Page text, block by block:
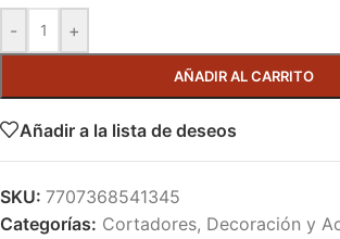
- +
AÑADIR AL CARRITO
Añadir a la lista de deseos
SKU: 7707368541345
Categorías: Cortadores, Decoración y